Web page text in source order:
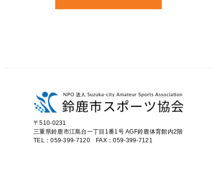
〒510-0231
三重県鈴鹿市江島台一丁目1番1号AGF鈴鹿体育館内2階
TEL：059-399-7120 FAX：059-399-7121